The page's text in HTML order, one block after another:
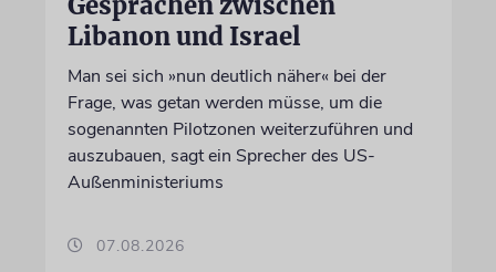
Libanon und Israel
Man sei sich »nun deutlich näher« bei der
Frage, was getan werden müsse, um die
sogenannten Pilotzonen weiterzuführen und
auszubauen, sagt ein Sprecher des US-
Außenministeriums
07.08.2026